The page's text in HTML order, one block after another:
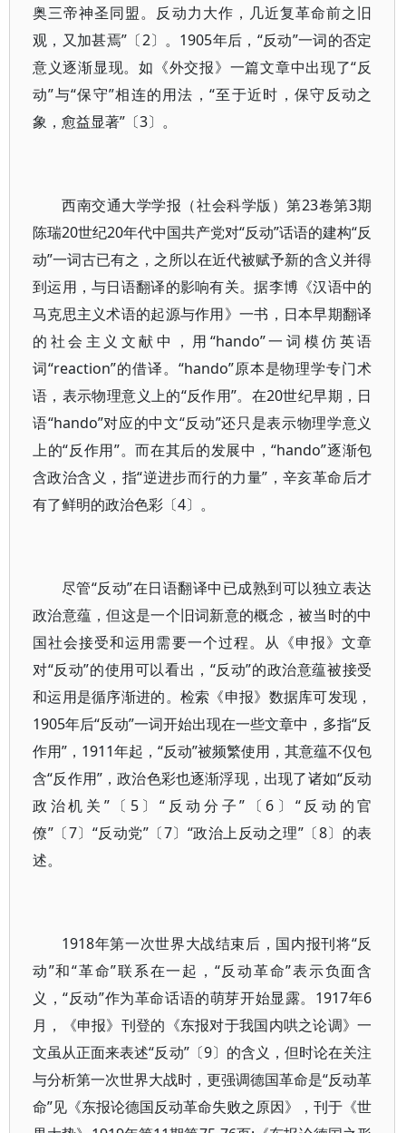
奥三帝神圣同盟。反动力大作，几近复革命前之旧
观，又加甚焉”〔2〕。1905年后，“反动”一词的否定
意义逐渐显现。如《外交报》一篇文章中出现了“反
动”与“保守”相连的用法，“至于近时，保守反动之
象，愈益显著”〔3〕。
西南交通大学学报（社会科学版）第23卷第3期
陈瑞20世纪20年代中国共产党对“反动”话语的建构“反
动”一词古已有之，之所以在近代被赋予新的含义并得
到运用，与日语翻译的影响有关。据李博《汉语中的
马克思主义术语的起源与作用》一书，日本早期翻译
的社会主义文献中，用“hando”一词模仿英语
词“reaction”的借译。“hando”原本是物理学专门术
语，表示物理意义上的“反作用”。在20世纪早期，日
语“hando”对应的中文“反动”还只是表示物理学意义
上的“反作用”。而在其后的发展中，“hando”逐渐包
含政治含义，指“逆进步而行的力量”，辛亥革命后才
有了鲜明的政治色彩〔4〕。
尽管“反动”在日语翻译中已成熟到可以独立表达
政治意蕴，但这是一个旧词新意的概念，被当时的中
国社会接受和运用需要一个过程。从《申报》文章
对“反动”的使用可以看出，“反动”的政治意蕴被接受
和运用是循序渐进的。检索《申报》数据库可发现，
1905年后“反动”一词开始出现在一些文章中，多指“反
作用”，1911年起，“反动”被频繁使用，其意蕴不仅包
含“反作用”，政治色彩也逐渐浮现，出现了诸如“反动
政治机关”〔5〕“反动分子”〔6〕“反动的官
僚”〔7〕“反动党”〔7〕“政治上反动之理”〔8〕的表
述。
1918年第一次世界大战结束后，国内报刊将“反
动”和“革命”联系在一起，“反动革命”表示负面含
义，“反动”作为革命话语的萌芽开始显露。1917年6
月，《申报》刊登的《东报对于我国内哄之论调》一
文虽从正面来表述“反动”〔9〕的含义，但时论在关注
与分析第一次世界大战时，更强调德国革命是“反动革
命”见《东报论德国反动革命失败之原因》，刊于《世